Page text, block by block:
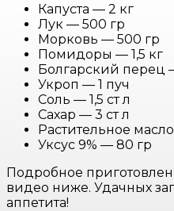
Капуста — 2 кг
Лук — 500 гр
Морковь — 500 гр
Помидоры — 1,5 кг
Болгарский перец
Укроп — 1 пуч
Соль — 1,5 ст л
Сахар — 3 ст л
Растительное
Уксус 9% — 80 гр
Подробное
видео ниже. Удачных
аппетита!